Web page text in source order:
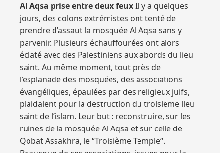
Al Aqsa prise entre deux feuxIl y a quelques
jours, des colons extrémistes ont tenté de
prendre d’assaut la mosquée Al Aqsa sans y
parvenir. Plusieurs échauffourées ont alors
éclaté avec des Palestiniens aux abords du lieu
saint. Au même moment, tout près de
l’esplanade des mosquées, des associations
évangéliques, épaulées par des religieux juifs,
plaidaient pour la destruction du troisième lieu
saint de l’islam. Leur but : reconstruire, sur les
ruines de la mosquée Al Aqsa et sur celle de
Qobat Assakhra, le “Troisième Temple“.